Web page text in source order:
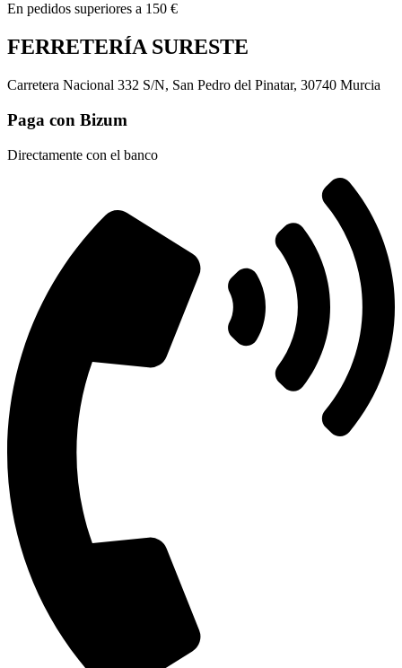
En pedidos superiores a 150 €
FERRETERÍA SURESTE
Carretera Nacional 332 S/N, San Pedro del Pinatar, 30740 Murcia
Paga con Bizum
Directamente con el banco